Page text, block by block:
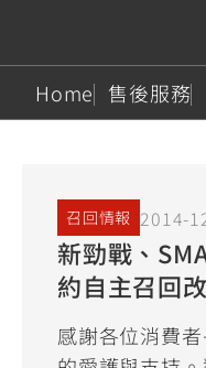
Super
Sport
YZF-R9
550+
09
Y-
Premium Sport
TMAX
550+
XR
150
追蹤愛車
我的愛車
Home 售後服務
召回情報 2014-
新勁戰、
約自主召回
感謝各位消費